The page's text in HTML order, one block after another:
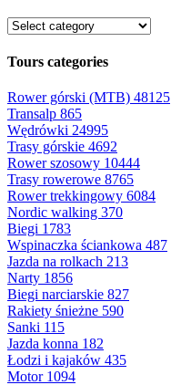
Tours categories
Rower górski (MTB) 48125
Transalp 865
Wędrówki 24995
Trasy górskie 4692
Rower szosowy 10444
Trasy rowerowe 8765
Rower trekkingowy 6084
Nordic walking 370
Biegi 1783
Wspinaczka ściankowa 487
Jazda na rolkach 213
Narty 1856
Biegi narciarskie 827
Rakiety śnieżne 590
Sanki 115
Jazda konna 182
Łodzi i kajaków 435
Motor 1094